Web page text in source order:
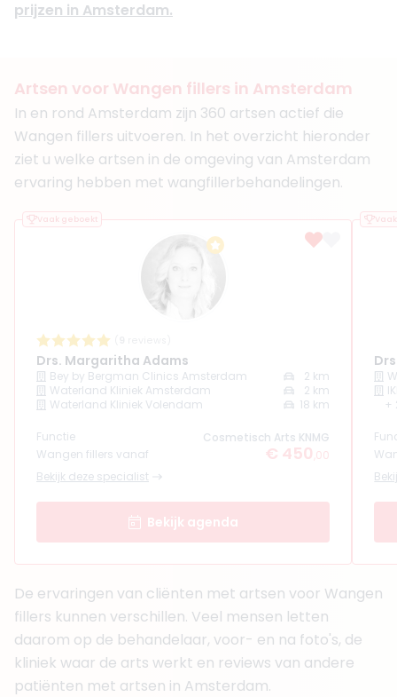
3. Drs. Nicolette Vermeulen
Klinieken
Ageworth Amsterdam Oud Zuid
Nationaal Huidcentrum
Boek consult
reviews)
4. Dr. Mohammed Khurshed
BIG-nummer: 19918544701
Cosmetisch Arts KNMG, Cosmetisch arts
Aantal jaar ervaring
Klinieken
Ivy clinics Amsterdam
Ivy clinics Amstelveen
+ 3 meer
Boek consult
(31 reviews)
5. Drs. George Tokmaji
Aantal jaar ervaring11 jaar
Klinieken
Balance in Beauty
Dream Clinics Hoofddorp
+ 4 meer
prijzen in Amsterdam.
Artsen voor Wangen fillers in Amsterdam
In en rond Amsterdam zijn 360 artsen actief die
Wangen fillers uitvoeren. In het overzicht hieronder
ziet u welke artsen in de omgeving van Amsterdam
ervaring hebben met wangfillerbehandelingen.
Vaak geboekt
Drs. Margaritha Adams
Bey by Bergman Clinics Amsterdam
2 km
Waterland Kliniek Amsterdam
2 km
Waterland Kliniek Volendam
18 km
Functie
Cosmetisch Arts KNMG
Wangen fillers vanaf
€ 450 ,00
Bekijk deze specialist
Bekijk agenda
+
De ervaringen van cliënten met artsen voor Wangen
fillers kunnen verschillen. Veel mensen letten
daarom op de behandelaar, voor- en na foto's, de
kliniek waar de arts werkt en reviews van andere
patiënten met artsen in Amsterdam.